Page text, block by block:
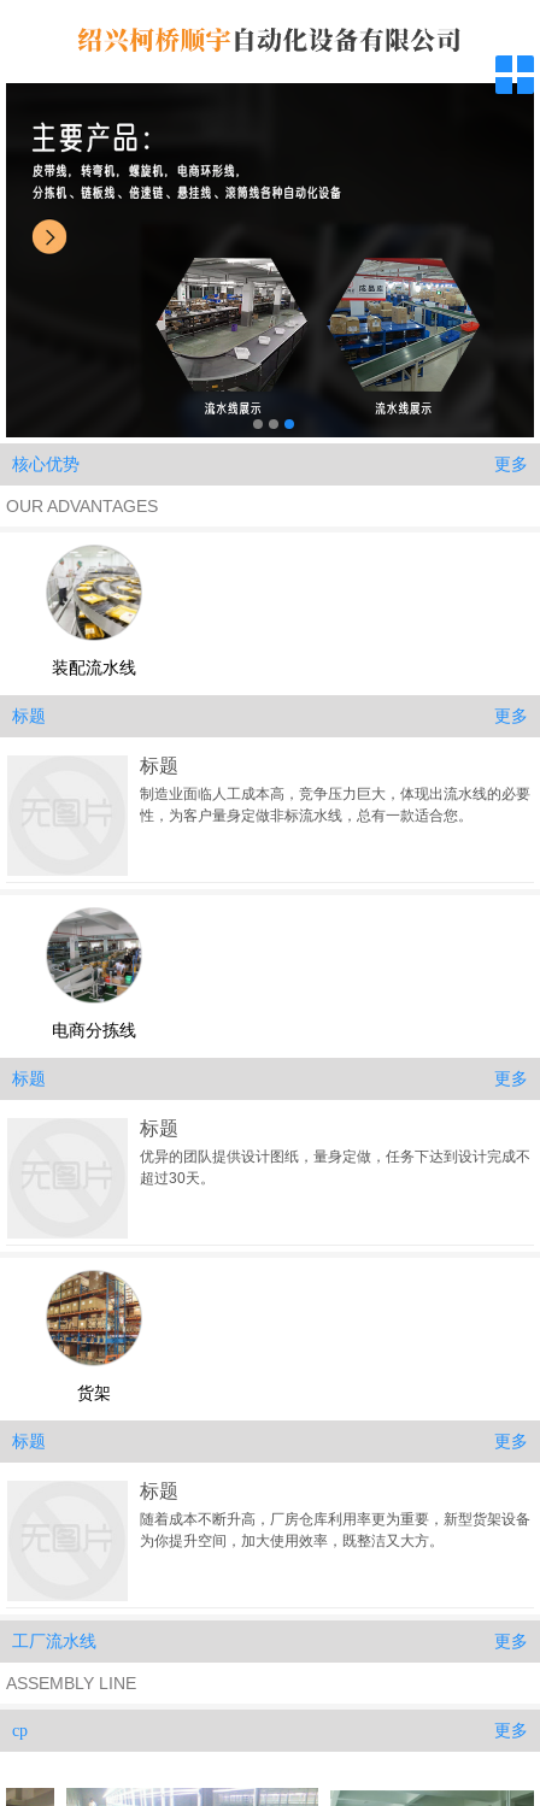
核心优势 更多
OUR ADVANTAGES
装配流水线
标题 更多
标题
制造业面临人工成本高，竞争压力巨大，体现出流水线的必要
性，为客户量身定做非标流水线，总有一款适合您。
电商分拣线
标题 更多
标题
优异的团队提供设计图纸，量身定做，任务下达到设计完成不
超过30天。
货架
标题 更多
标题
随着成本不断升高，厂房仓库利用率更为重要，新型货架设备
为你提升空间，加大使用效率，既整洁又大方。
工厂流水线 更多
ASSEMBLY LINE
cp 更多